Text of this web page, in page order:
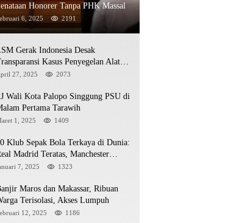
Honorer Tanpa PHK Massal
6, 2025 2191
Gerak Indonesia Desak
Kasus Penyegelan Alat
di Jetty PT Kasmar 2
27, 2025 2073
Wali Kota Palopo Singgung PSU di
Pertama Tarawih
1, 2025 1409
Klub Sepak Bola Terkaya di Dunia:
Madrid Teratas, Manchester
Mengejar!
7, 2025 1323
Maros dan Makassar, Ribuan
Terisolasi, Akses Lumpuh
12, 2025 1186